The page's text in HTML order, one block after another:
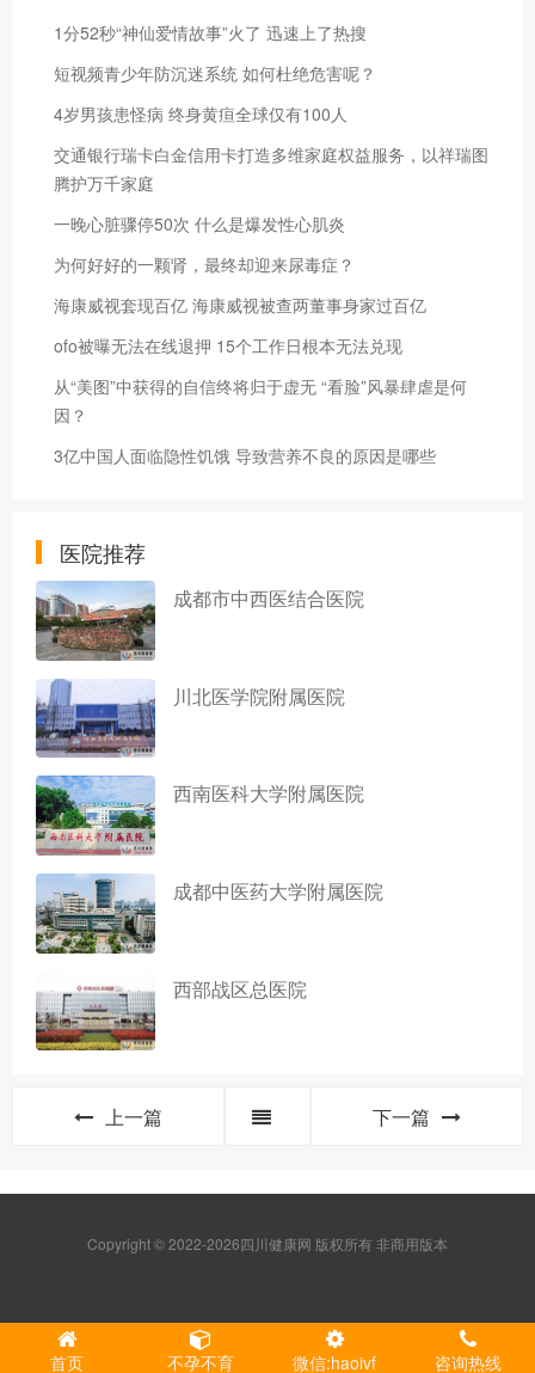
1分52秒“神仙爱情故事”火了 迅速上了热搜
短视频青少年防沉迷系统 如何杜绝危害呢？
4岁男孩患怪病 终身黄疸全球仅有100人
交通银行瑞卡白金信用卡打造多维家庭权益服务，以祥瑞图
腾护万千家庭
一晚心脏骤停50次 什么是爆发性心肌炎
为何好好的一颗肾，最终却迎来尿毒症？
海康威视套现百亿 海康威视被查两董事身家过百亿
ofo被曝无法在线退押 15个工作日根本无法兑现
从“美图”中获得的自信终将归于虚无 “看脸”风暴肆虐是何
因？
3亿中国人面临隐性饥饿 导致营养不良的原因是哪些
医院推荐
成都市中西医结合医院
川北医学院附属医院
西南医科大学附属医院
成都中医药大学附属医院
西部战区总医院
上一篇 下一篇
Copyright © 2022-2026四川健康网 版权所有 非商用版本
首页 不孕不育 微信:haoivf 咨询热线